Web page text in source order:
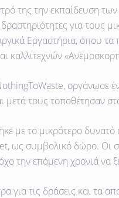
της την εκπαίδευση
για τους
Εργαστήρια, όπου
καλλιτεχνών
οργάνωσε
μετά τους τοποθέτησαν
με το μικρότερο
ως συμβολικό δώρο. Οι
την επόμενη χρονιά να
για τις δράσεις και τα